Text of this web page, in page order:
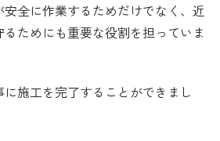
全に作業するためだけでなく、近
ためにも重要な役割を担っていま
施工を完了することができまし